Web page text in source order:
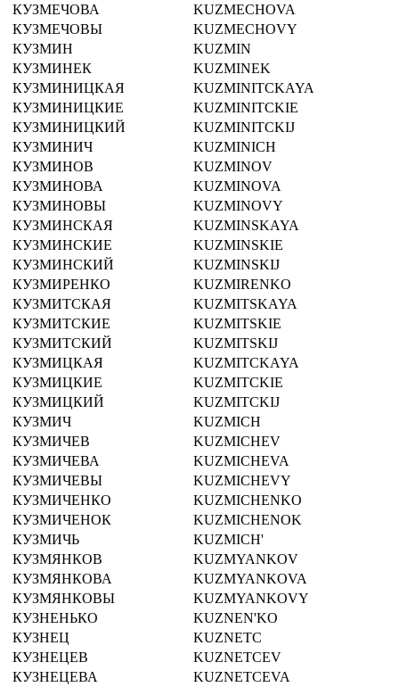
КУЗМЕЧОВА
KUZMECHOVA
КУЗМЕЧОВЫ
KUZMECHOVY
КУЗМИН
KUZMIN
КУЗМИНЕК
KUZMINEK
КУЗМИНИЦКАЯ
KUZMINITCKAYA
КУЗМИНИЦКИЕ
KUZMINITCKIE
КУЗМИНИЦКИЙ
KUZMINITCKIJ
КУЗМИНИЧ
KUZMINICH
КУЗМИНОВ
KUZMINOV
КУЗМИНОВА
KUZMINOVA
КУЗМИНОВЫ
KUZMINOVY
КУЗМИНСКАЯ
KUZMINSKAYA
КУЗМИНСКИЕ
KUZMINSKIE
КУЗМИНСКИЙ
KUZMINSKIJ
КУЗМИРЕНКО
KUZMIRENKO
КУЗМИТСКАЯ
KUZMITSKAYA
КУЗМИТСКИЕ
KUZMITSKIE
КУЗМИТСКИЙ
KUZMITSKIJ
КУЗМИЦКАЯ
KUZMITCKAYA
КУЗМИЦКИЕ
KUZMITCKIE
КУЗМИЦКИЙ
KUZMITCKIJ
КУЗМИЧ
KUZMICH
КУЗМИЧЕВ
KUZMICHEV
КУЗМИЧЕВА
KUZMICHEVA
КУЗМИЧЕВЫ
KUZMICHEVY
КУЗМИЧЕНКО
KUZMICHENKO
КУЗМИЧЕНОК
KUZMICHENOK
КУЗМИЧЬ
KUZMICH'
КУЗМЯНКОВ
KUZMYANKOV
КУЗМЯНКОВА
KUZMYANKOVA
КУЗМЯНКОВЫ
KUZMYANKOVY
КУЗНЕНЬКО
KUZNEN'KO
КУЗНЕЦ
KUZNETC
КУЗНЕЦЕВ
KUZNETCEV
КУЗНЕЦЕВА
KUZNETCEVA